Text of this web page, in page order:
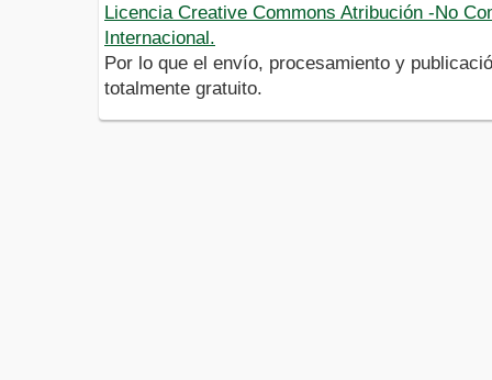
Licencia Creative Commons Atribución -No
Internacional.
Por lo que el envío, procesamiento y
totalmente gratuito.